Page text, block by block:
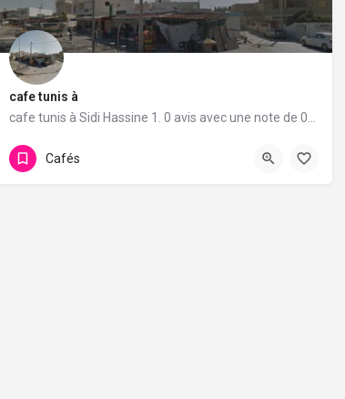
cafe tunis à
Cafés